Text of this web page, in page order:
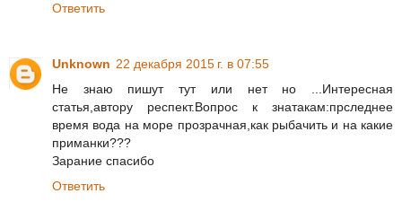
Ответить
Unknown 22 декабря 2015 г. в 07:55
Не знаю пишут тут или нет но ...Интересная
статья,автору респект.Вопрос к знатакам:прследнее
время вода на море прозрачная,как рыбачить и на какие
приманки???
Зарание спасибо
Ответить